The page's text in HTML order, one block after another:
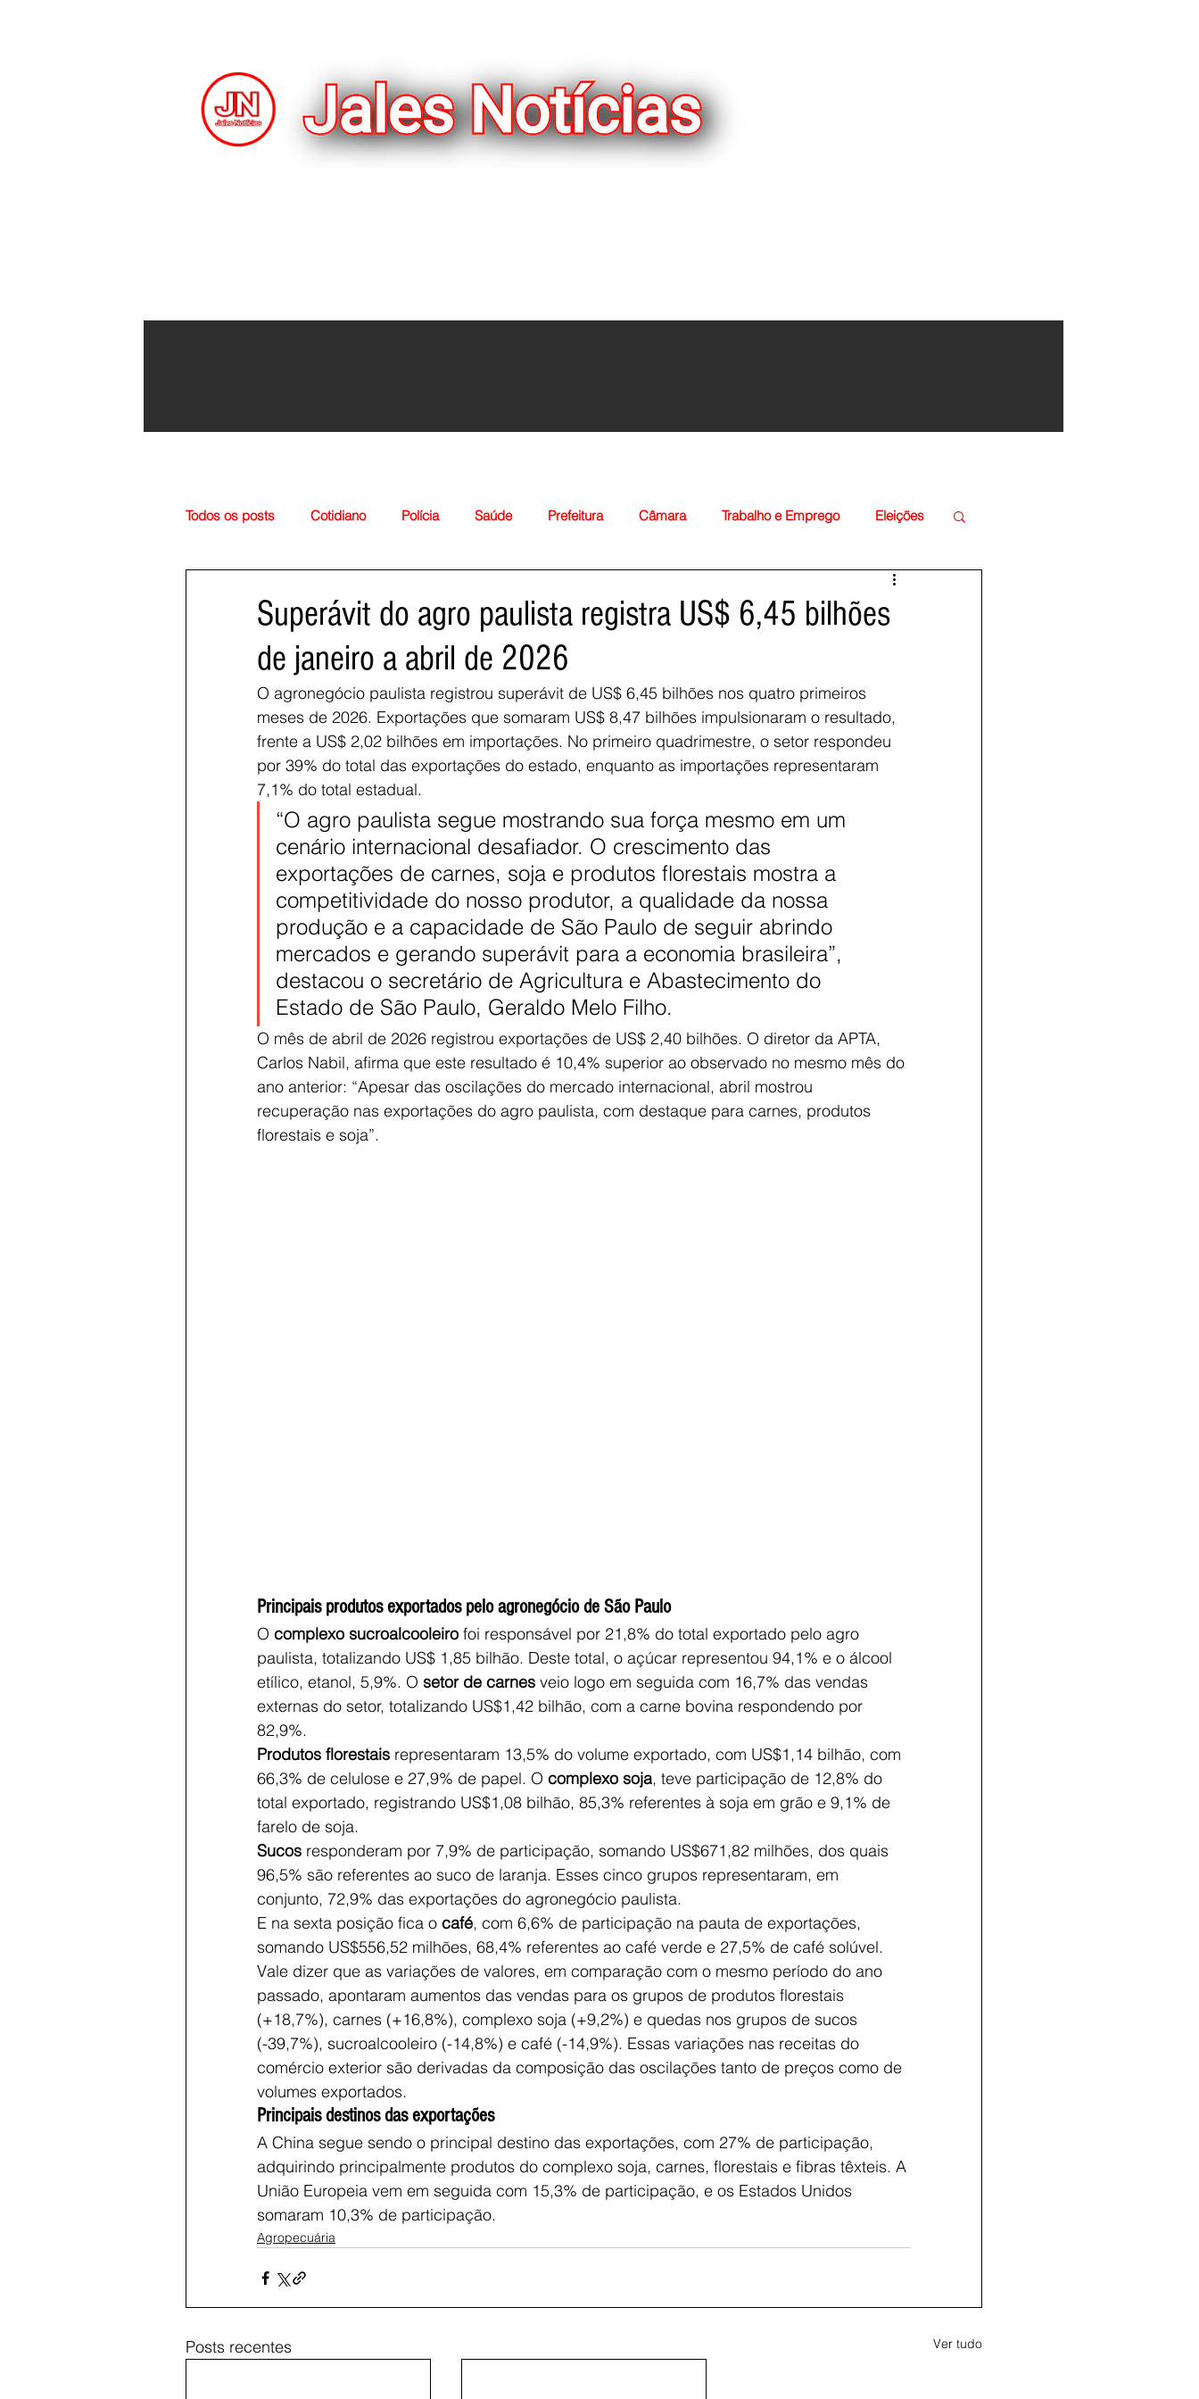
Todos os posts Cotidiano Polícia Saúde Prefeitura Câmara Trabalho e Emprego Eleições
Superávit do agro paulista registra US$ 6,45 bilhões
de janeiro a abril de 2026
O agronegócio paulista registrou superávit de US$ 6,45 bilhões nos quatro primeiros
meses de 2026. Exportações que somaram US$ 8,47 bilhões impulsionaram o resultado,
frente a US$ 2,02 bilhões em importações. No primeiro quadrimestre, o setor respondeu
por 39% do total das exportações do estado, enquanto as importações representaram
7,1% do total estadual.
“O agro paulista segue mostrando sua força mesmo em um
cenário internacional desafiador. O crescimento das
exportações de carnes, soja e produtos florestais mostra a
competitividade do nosso produtor, a qualidade da nossa
produção e a capacidade de São Paulo de seguir abrindo
mercados e gerando superávit para a economia brasileira”,
destacou o secretário de Agricultura e Abastecimento do
Estado de São Paulo, Geraldo Melo Filho.
O mês de abril de 2026 registrou exportações de US$ 2,40 bilhões. O diretor da APTA,
Carlos Nabil, afirma que este resultado é 10,4% superior ao observado no mesmo mês do
ano anterior: “Apesar das oscilações do mercado internacional, abril mostrou
recuperação nas exportações do agro paulista, com destaque para carnes, produtos
florestais e soja”.
Principais produtos exportados pelo agronegócio de São Paulo
O complexo sucroalcooleiro foi responsável por 21,8% do total exportado pelo agro
paulista, totalizando US$ 1,85 bilhão. Deste total, o açúcar representou 94,1% e o álcool
etílico, etanol, 5,9%. O setor de carnes veio logo em seguida com 16,7% das vendas
externas do setor, totalizando US$1,42 bilhão, com a carne bovina respondendo por
82,9%.
Produtos florestais representaram 13,5% do volume exportado, com US$1,14 bilhão, com
66,3% de celulose e 27,9% de papel. O complexo soja, teve participação de 12,8% do
total exportado, registrando US$1,08 bilhão, 85,3% referentes à soja em grão e 9,1% de
farelo de soja.
Sucos responderam por 7,9% de participação, somando US$671,82 milhões, dos quais
96,5% são referentes ao suco de laranja. Esses cinco grupos representaram, em
conjunto, 72,9% das exportações do agronegócio paulista.
E na sexta posição fica o café, com 6,6% de participação na pauta de exportações,
somando US$556,52 milhões, 68,4% referentes ao café verde e 27,5% de café solúvel.
Vale dizer que as variações de valores, em comparação com o mesmo período do ano
passado, apontaram aumentos das vendas para os grupos de produtos florestais
(+18,7%), carnes (+16,8%), complexo soja (+9,2%) e quedas nos grupos de sucos
(-39,7%), sucroalcooleiro (-14,8%) e café (-14,9%). Essas variações nas receitas do
comércio exterior são derivadas da composição das oscilações tanto de preços como de
volumes exportados.
Principais destinos das exportações
A China segue sendo o principal destino das exportações, com 27% de participação,
adquirindo principalmente produtos do complexo soja, carnes, florestais e fibras têxteis. A
União Europeia vem em seguida com 15,3% de participação, e os Estados Unidos
somaram 10,3% de participação.
Agropecuária
Posts recentes Ver tudo